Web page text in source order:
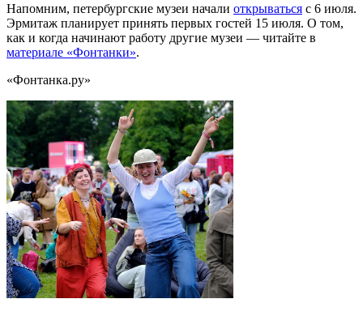
Напомним, петербургские музеи начали открываться с 6 июля.
Эрмитаж планирует принять первых гостей 15 июля. О том,
как и когда начинают работу другие музеи — читайте в
материале «Фонтанки».
«Фонтанка.ру»